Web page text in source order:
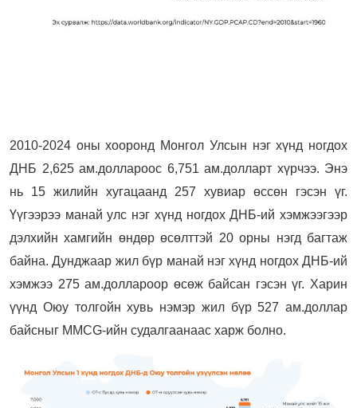
2010-2024 оны хооронд Монгол Улсын нэг хүнд ногдох
ДНБ 2,625 ам.доллароос 6,751 ам.долларт хүрчээ. Энэ
нь 15 жилийн хугацаанд 257 хувиар өссөн гэсэн үг.
Үүгээрээ манай улс нэг хүнд ногдох ДНБ-ий хэмжээгээр
дэлхийн хамгийн өндөр өсөлттэй 20 орны нэгд багтаж
байна. Дунджаар жил бүр манай нэг хүнд ногдох ДНБ-ий
хэмжээ 275 ам.долларooр өсөж байсан гэсэн үг. Харин
үүнд Оюу толгойн хувь нэмэр жил бүр 527 ам.доллар
байсныг MMCG-ийн судалгаанаас харж болно.